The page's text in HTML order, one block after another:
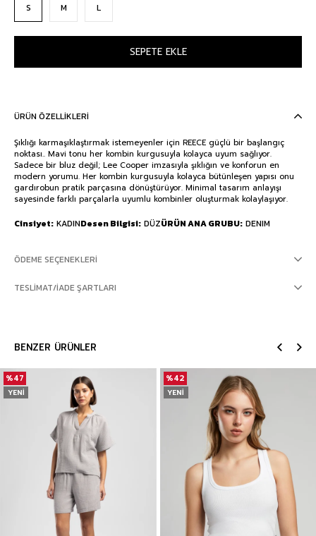
S M L
ÜRÜN ÖZELLIKLERI
Şıklığı karmaşıklaştırmak istemeyenler için REECE güçlü bir başlangıç
noktası.. Mavi tonu her kombin kurgusuyla kolayca uyum sağlıyor.
Sadece bir bluz değil; Lee Cooper imzasıyla şıklığın ve konforun en
modern yorumu. Her kombin kurgusuyla kolayca bütünleşen yapısı onu
gardırobun pratik parçasına dönüştürüyor. Minimal tasarım anlayışı
sayesinde farklı parçalarla uyumlu kombinler oluşturmak kolaylaşıyor.
Cinsiyet KADINDesen Bilgisi DÜZÜRÜN ANA GRUBU DENIM
ÖDEME SEÇENEKLERI
TESLIMAT/İADE ŞARTLARI
BENZER ÜRÜNLER
%47
YENI
%42
YENI